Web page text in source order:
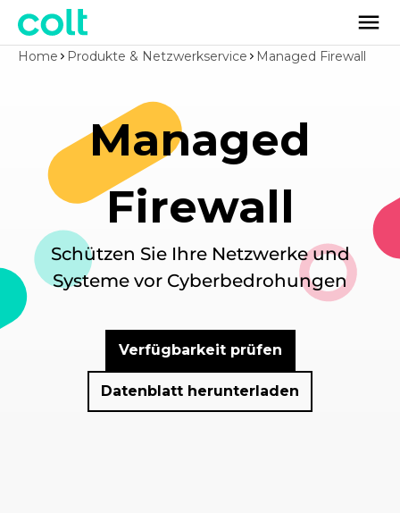
Home Produkte & Netzwerkservice Managed Firewall
Managed
Firewall
Schützen Sie Ihre Netzwerke und
Systeme vor Cyberbedrohungen
Verfügbarkeit prüfen
Datenblatt herunterladen